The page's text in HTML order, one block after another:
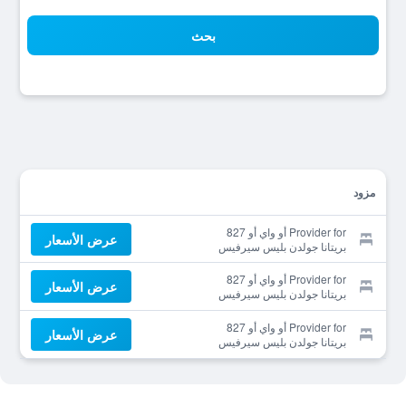
بحث
مزود
Provider for أو واي أو 827
بريتانا جولدن بليس سيرفيس
أبارتمنت
عرض الأسعار
Provider for أو واي أو 827
بريتانا جولدن بليس سيرفيس
أبارتمنت
عرض الأسعار
Provider for أو واي أو 827
بريتانا جولدن بليس سيرفيس
أبارتمنت
عرض الأسعار